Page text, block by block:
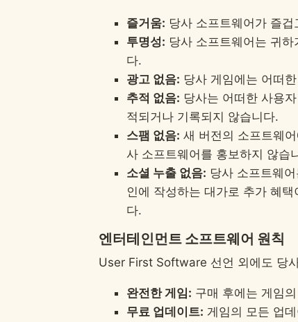
즐거움: 당사 소프트웨어가 즐
투명성: 당사 소프트웨어는 귀
다.
광고 없음: 당사 게임에는 어떠
추적 없음: 당사는 어떠한 사용
적되거나 기록되지 않습니다.
스팸 없음: 새 버전의 소프트웨
사 소프트웨어를 홍보하지 않습
소셜 누출 없음: 당사 소프트웨
인에 작성하는 대가로 추가 혜
다.
엔터테인먼트 소프트웨어 원칙
User First Software 선언 외에도 당
완전한 게임: 구매 후에는 게임
무료 업데이트: 게임의 모든 업